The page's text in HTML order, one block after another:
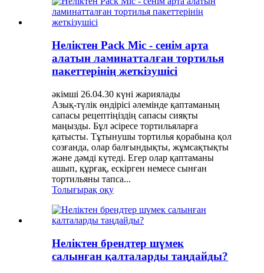
Неліктен Pack Mic - сенім арта
алатын ламинатталған тортилья
пакеттерінің жеткізушісі
әкімші 26.04.30 күні жариялады
Азық-түлік өндірісі әлемінде қаптаманың
сапасы рецептіңіздің сапасы сияқты
маңызды. Бұл әсіресе тортильяларға
қатысты. Тұтынушы тортилья қорабына қол
созғанда, олар балғындықты, жұмсақтықты
және дәмді күтеді. Егер олар қаптаманы
ашып, құрғақ, ескірген немесе сынған
тортильяны тапса...
Толығырақ оқу
Неліктен брендтер шүмек
салынған қалталарды таңдайды?